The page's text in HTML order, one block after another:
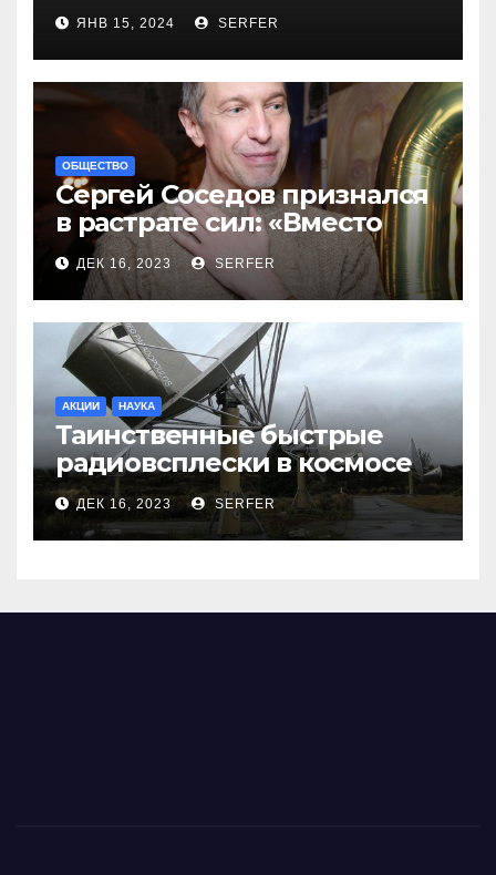
новинок
ЯНВ 15, 2024 SERFER
ОБЩЕСТВО
Сергей Соседов признался
в растрате сил: «Вместо
меня взяли Пригожина»
ДЕК 16, 2023 SERFER
АКЦИИ НАУКА
Таинственные быстрые
радиовсплески в космосе
сделались все более
странными
ДЕК 16, 2023 SERFER